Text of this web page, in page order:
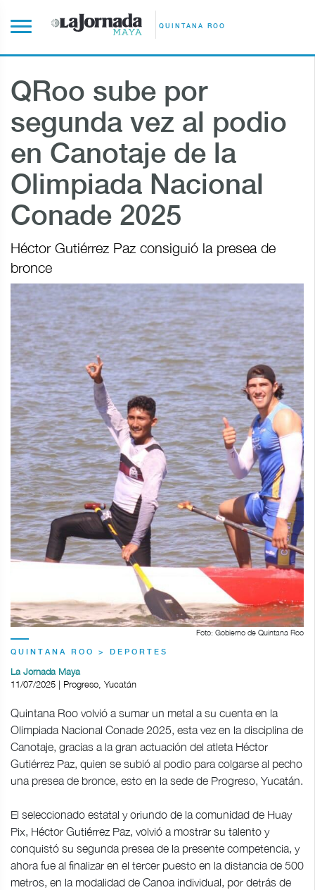
QUINTANA ROO
QRoo sube por
segunda vez al podio
en Canotaje de la
Olimpiada Nacional
Conade 2025
Héctor Gutiérrez Paz consiguió la presea de
bronce
Foto: Gobierno de Quintana Roo
QUINTANA ROO > DEPORTES
La Jornada Maya
11/07/2025 | Progreso, Yucatán
Quintana Roo volvió a sumar un metal a su cuenta en la
Olimpiada Nacional Conade 2025, esta vez en la disciplina de
Canotaje, gracias a la gran actuación del atleta Héctor
Gutiérrez Paz, quien se subió al podio para colgarse al pecho
una presea de bronce, esto en la sede de Progreso, Yucatán.
El seleccionado estatal y oriundo de la comunidad de Huay
Pix, Héctor Gutiérrez Paz, volvió a mostrar su talento y
conquistó su segunda presea de la presente competencia, y
ahora fue al finalizar en el tercer puesto en la distancia de 500
metros, en la modalidad de Canoa individual, por detrás de